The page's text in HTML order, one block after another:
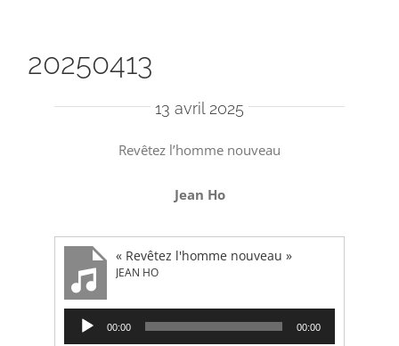
20250413
13 avril 2025
Revêtez l’homme nouveau
Jean Ho
« Revêtez l'homme nouveau »
JEAN HO
Lecteur
audio
00:00 00:00